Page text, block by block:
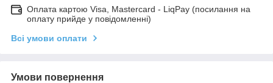
Оплата картою Visa, Mastercard - LiqPay (посилання на
оплату прийде у повідомленні)
Всі умови оплати
Умови повернення